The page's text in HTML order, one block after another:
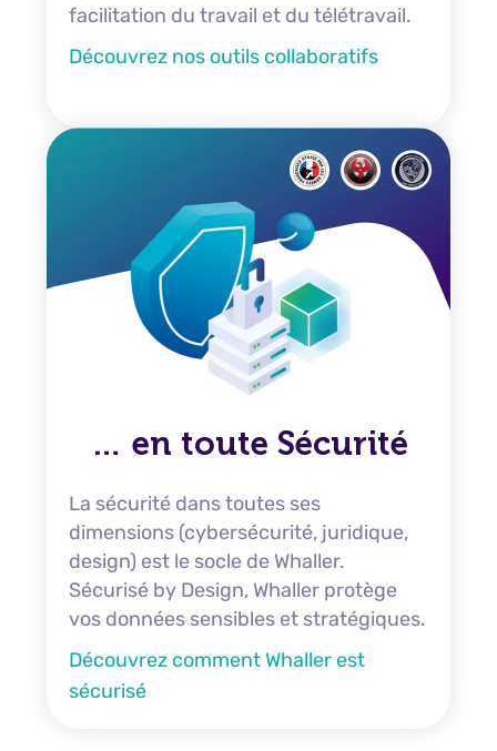
facilitation du travail et du télétravail.
Découvrez nos outils collaboratifs
… en toute Sécurité
La sécurité dans toutes ses
dimensions (cybersécurité, juridique,
design) est le socle de Whaller.
Sécurisé by Design, Whaller protège
vos données sensibles et stratégiques.
Découvrez comment Whaller est
sécurisé